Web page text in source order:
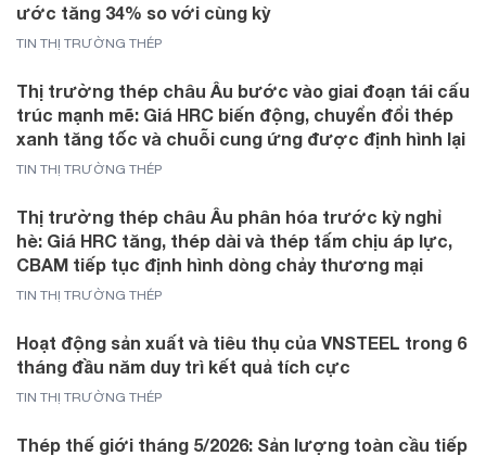
ước tăng 34% so với cùng kỳ
TIN THỊ TRƯỜNG THÉP
Thị trường thép châu Âu bước vào giai đoạn tái cấu
trúc mạnh mẽ: Giá HRC biến động, chuyển đổi thép
xanh tăng tốc và chuỗi cung ứng được định hình lại
TIN THỊ TRƯỜNG THÉP
Thị trường thép châu Âu phân hóa trước kỳ nghỉ
hè: Giá HRC tăng, thép dài và thép tấm chịu áp lực,
CBAM tiếp tục định hình dòng chảy thương mại
TIN THỊ TRƯỜNG THÉP
Hoạt động sản xuất và tiêu thụ của VNSTEEL trong 6
tháng đầu năm duy trì kết quả tích cực
TIN THỊ TRƯỜNG THÉP
Thép thế giới tháng 5/2026: Sản lượng toàn cầu tiếp